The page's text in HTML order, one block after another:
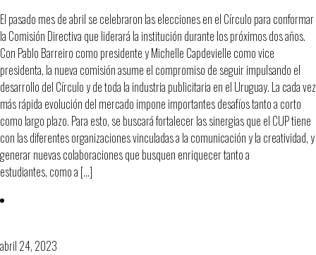
El pasado mes de abril se celebraron las elecciones en el Círculo para conformar
la Comisión Directiva que liderará la institución durante los próximos dos años.
Con Pablo Barreiro como presidente y Michelle Capdevielle como vice
presidenta, la nueva comisión asume el compromiso de seguir impulsando el
desarrollo del Círculo y de toda la industria publicitaria en el Uruguay. La cada vez
más rápida evolución del mercado impone importantes desafíos tanto a corto
como largo plazo. Para esto, se buscará fortalecer las sinergias que el CUP tiene
con las diferentes organizaciones vinculadas a la comunicación y la creatividad, y
generar nuevas colaboraciones que busquen enriquecer tanto a
estudiantes, como a […]
abril 24, 2023